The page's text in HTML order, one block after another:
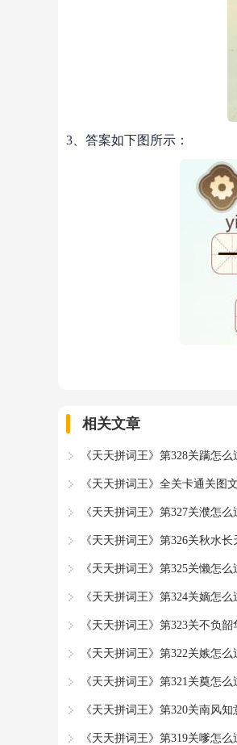
3、答案如下图所示：
相关文章
《天天拼词王》第328关蹒怎
《天天拼词王》全关卡通关图
《天天拼词王》第327关濮怎
《天天拼词王》第326关秋水
《天天拼词王》第325关懒怎
《天天拼词王》第324关嫡怎
《天天拼词王》第323关不负
《天天拼词王》第322关嫉怎
《天天拼词王》第321关奠怎
《天天拼词王》第320关南风
《天天拼词王》第319关嗲怎